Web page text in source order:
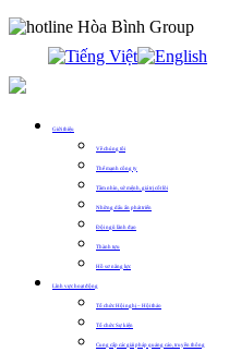
Giới thiệu
Về chúng tôi
Thế mạnh công ty
Tầm nhìn, sứ mệnh, giá trị cốt lõi
Những dấu ấn phát triển
Đội ngũ lãnh đạo
Thành tựu
Hồ sơ năng lực
Lĩnh vực hoạt động
Tổ chức Hội nghị – Hội thảo
Tổ chức Sự kiện
Cung cấp các giải pháp quảng cáo, truyền thông